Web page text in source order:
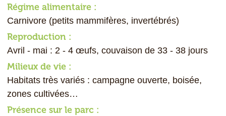
Régime alimentaire :
Carnivore (petits mammifères, invertébrés)
Reproduction :
Avril - mai : 2 - 4 œufs, couvaison de 33 - 38 jours
Milieux de vie :
Habitats très variés : campagne ouverte, boisée,
zones cultivées…
Présence sur le parc :